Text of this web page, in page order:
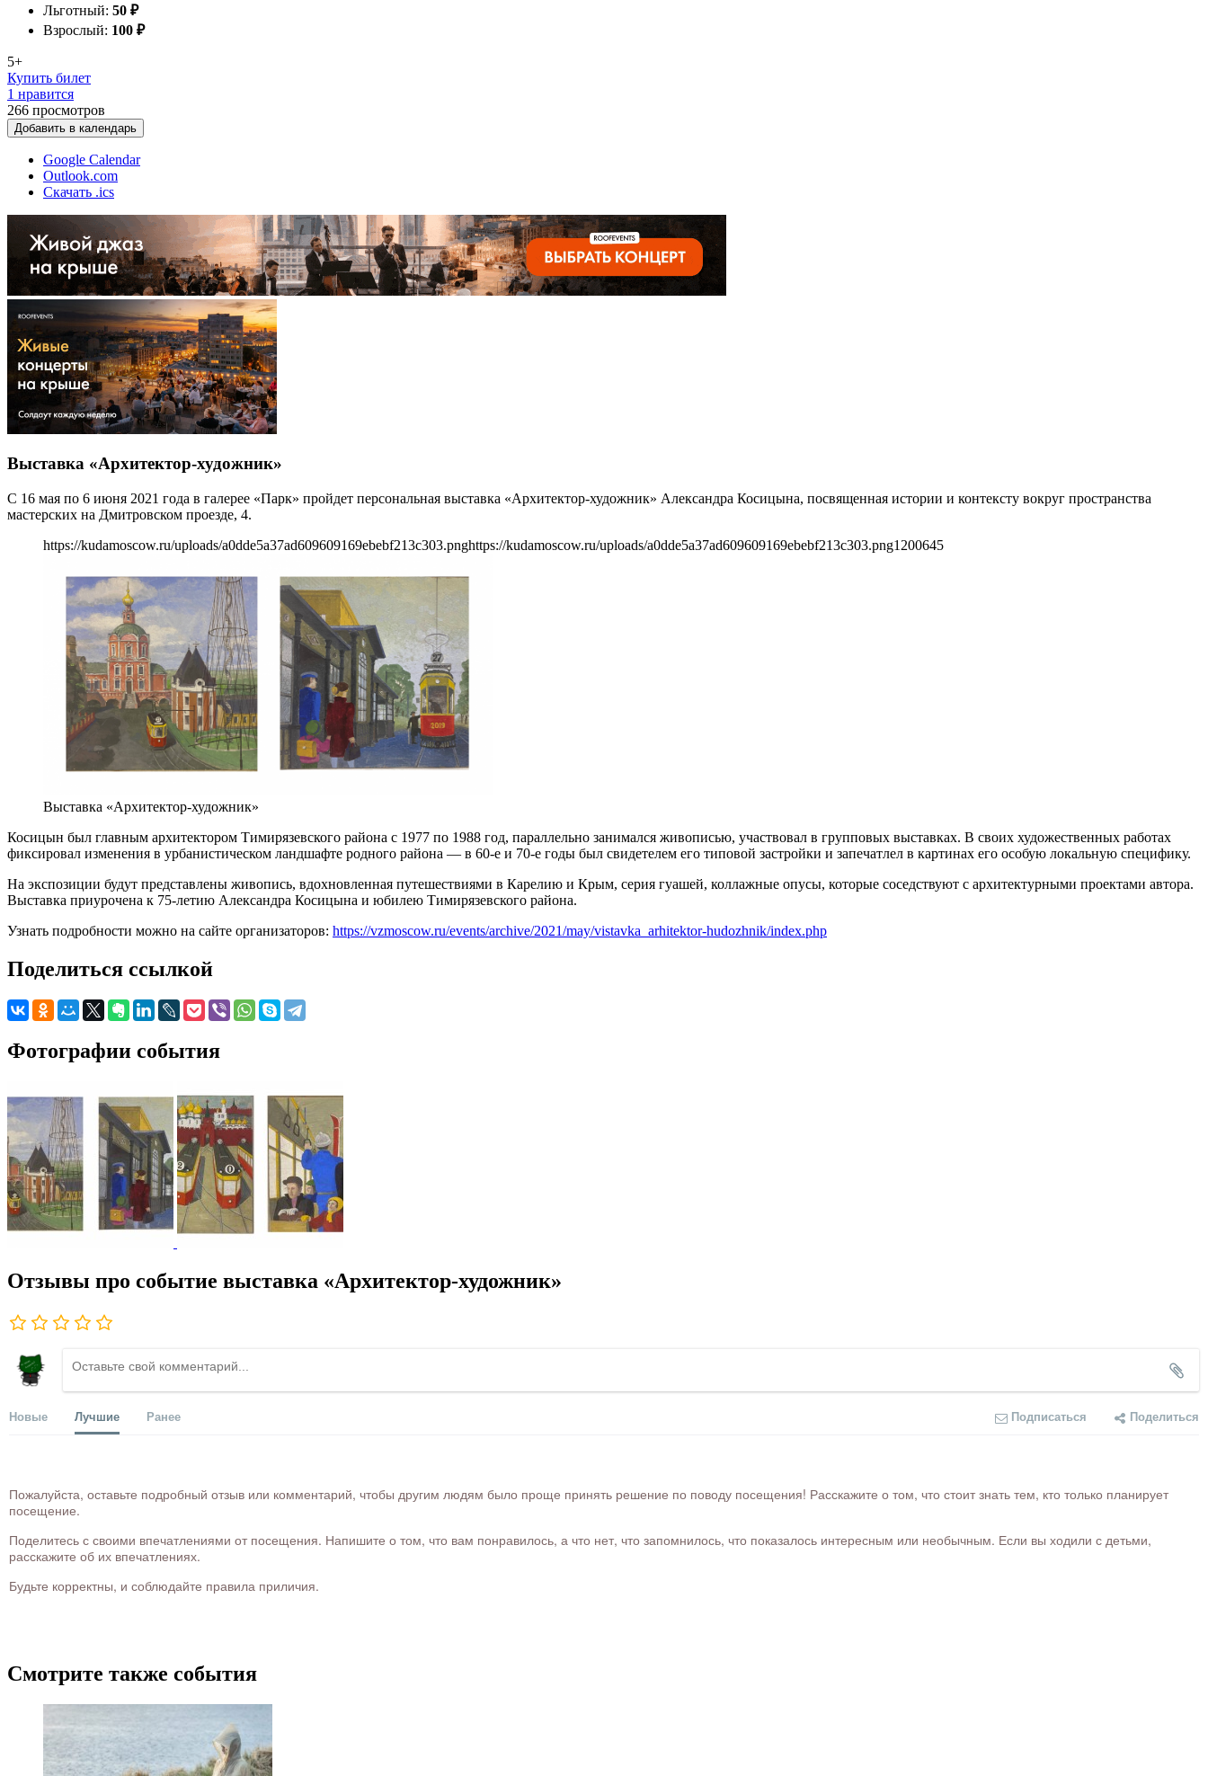
Льготный: 50 ₽
Взрослый: 100 ₽
5+
Купить билет
1 нравится
266 просмотров
Добавить в календарь
Google Calendar
Outlook.com
Скачать .ics
Выставка «Архитектор-художник»
С 16 мая по 6 июня 2021 года в галерее «Парк» пройдет персональная выставка «Архитектор-художник» Александра Косицына, посвященная истории и контексту вокруг пространства
мастерских на Дмитровском проезде, 4.
https://kudamoscow.ru/uploads/a0dde5a37ad609609169ebebf213c303.pnghttps://kudamoscow.ru/uploads/a0dde5a37ad609609169ebebf213c303.png1200645
Выставка «Архитектор-художник»
Косицын был главным архитектором Тимирязевского района с 1977 по 1988 год, параллельно занимался живописью, участвовал в групповых выставках. В своих художественных работах
фиксировал изменения в урбанистическом ландшафте родного района — в 60-е и 70-е годы был свидетелем его типовой застройки и запечатлел в картинах его особую локальную специфику.
На экспозиции будут представлены живопись, вдохновленная путешествиями в Карелию и Крым, серия гуашей, коллажные опусы, которые соседствуют с архитектурными проектами автора.
Выставка приурочена к 75-летию Александра Косицына и юбилею Тимирязевского района.
Узнать подробности можно на сайте организаторов: https://vzmoscow.ru/events/archive/2021/may/vistavka_arhitektor-hudozhnik/index.php
Поделиться ссылкой
Фотографии события
Отзывы про событие выставка «Архитектор-художник»
Новые Лучшие Ранее Подписаться Поделиться
Пожалуйста, оставьте подробный отзыв или комментарий, чтобы другим людям было проще принять решение по поводу посещения! Расскажите о том, что стоит знать тем, кто только планирует
посещение.
Поделитесь с своими впечатлениями от посещения. Напишите о том, что вам понравилось, а что нет, что запомнилось, что показалось интересным или необычным. Если вы ходили с детьми,
расскажите об их впечатлениях.
Будьте корректны, и соблюдайте правила приличия.
Смотрите также события